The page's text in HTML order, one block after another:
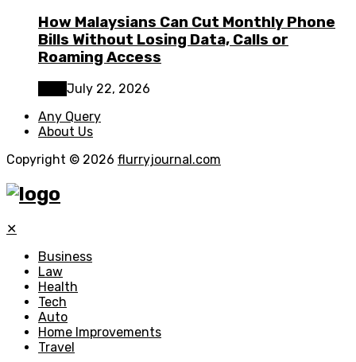
How Malaysians Can Cut Monthly Phone
Bills Without Losing Data, Calls or
Roaming Access
July 22, 2026
Any Query
About Us
Copyright © 2026 flurryjournal.com
✕
Business
Law
Health
Tech
Auto
Home Improvements
Travel